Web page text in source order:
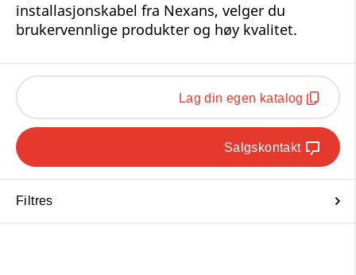
installasjonskabel fra Nexans, velger du
brukervennlige produkter og høy kvalitet.
Lag din egen katalog
Salgskontakt
Filtres